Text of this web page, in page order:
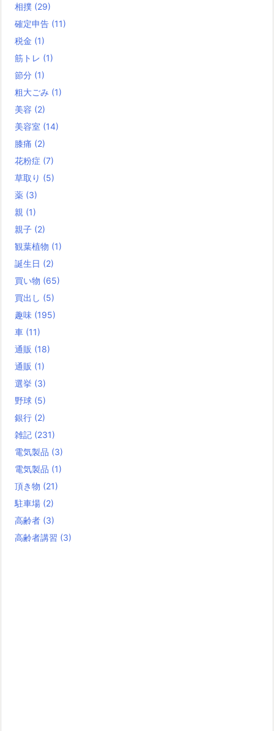
相撲 (29)
確定申告 (11)
税金 (1)
筋トレ (1)
節分 (1)
粗大ごみ (1)
美容 (2)
美容室 (14)
膝痛 (2)
花粉症 (7)
草取り (5)
薬 (3)
親 (1)
親子 (2)
観葉植物 (1)
誕生日 (2)
買い物 (65)
買出し (5)
趣味 (195)
車 (11)
通販 (18)
通販 (1)
選挙 (3)
野球 (5)
銀行 (2)
雑記 (231)
電気製品 (3)
電気製品 (1)
頂き物 (21)
駐車場 (2)
高齢者 (3)
高齢者講習 (3)